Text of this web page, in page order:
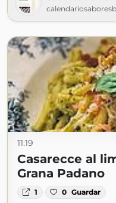
11:19
Casarecce al
Grana Padano
1 0 Guardar